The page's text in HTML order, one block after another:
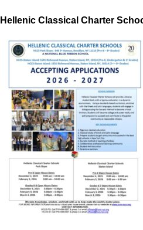
Hellenic Classical Charter